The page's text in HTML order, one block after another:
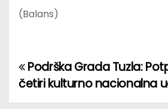
(Balans)
PPodrška Grada Tuzla:
četiri kulturno nacionalna